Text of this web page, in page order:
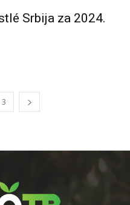
Srbija za 2024.
3